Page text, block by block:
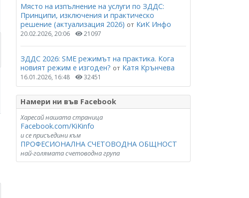
Място на изпълнение на услуги по ЗДДС:
Принципи, изключения и практическо
решение (актуализация 2026) от КиК Инфо
20.02.2026, 20:06 21097
ЗДДС 2026: SME режимът на практика. Кога
новият режим е изгоден? от Катя Крънчева
16.01.2026, 16:48 32451
Намери ни във Facebook
Харесай нашата страница
Facebook.com/KiKinfo
и се присъедини към
ПРОФЕСИОНАЛНА СЧЕТОВОДНА ОБЩНОСТ
най-голямата счетоводна група